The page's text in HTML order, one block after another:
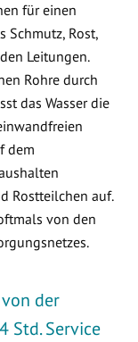
für einen
Schmutz, Rost,
Leitungen.
Rohre durch
das Wasser die
dem
Rostteilchen auf.
von den
der
Std. Service